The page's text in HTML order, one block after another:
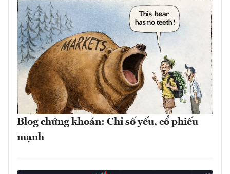
Blog chứng khoán: Chỉ số yếu, cổ phiếu
mạnh